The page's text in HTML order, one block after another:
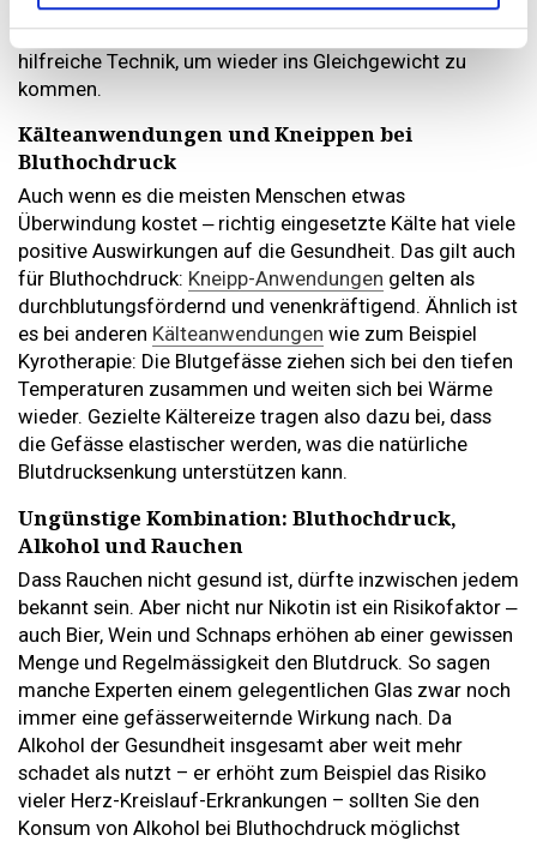
Traininghelfen, innere Ruhe zu finden und den
Bluthochdruck zu senken. AuchMeditationist eine
hilfreiche Technik, um wieder ins Gleichgewicht zu
kommen.
Kälteanwendungen und Kneippen bei
Bluthochdruck
Auch wenn es die meisten Menschen etwas
Überwindung kostet ‒ richtig eingesetzte Kälte hat viele
positive Auswirkungen auf die Gesundheit. Das gilt auch
für Bluthochdruck: Kneipp-Anwendungen gelten als
durchblutungsfördernd und venenkräftigend. Ähnlich ist
es bei anderen Kälteanwendungen wie zum Beispiel
Kyrotherapie: Die Blutgefässe ziehen sich bei den tiefen
Temperaturen zusammen und weiten sich bei Wärme
wieder. Gezielte Kältereize tragen also dazu bei, dass
die Gefässe elastischer werden, was die natürliche
Blutdrucksenkung unterstützen kann.
Ungünstige Kombination: Bluthochdruck,
Alkohol und Rauchen
Dass Rauchen nicht gesund ist, dürfte inzwischen jedem
bekannt sein. Aber nicht nur Nikotin ist ein Risikofaktor ‒
auch Bier, Wein und Schnaps erhöhen ab einer gewissen
Menge und Regelmässigkeit den Blutdruck. So sagen
manche Experten einem gelegentlichen Glas zwar noch
immer eine gefässerweiternde Wirkung nach. Da
Alkohol der Gesundheit insgesamt aber weit mehr
schadet als nutzt – er erhöht zum Beispiel das Risiko
vieler Herz-Kreislauf-Erkrankungen – sollten Sie den
Konsum von Alkohol bei Bluthochdruck möglichst